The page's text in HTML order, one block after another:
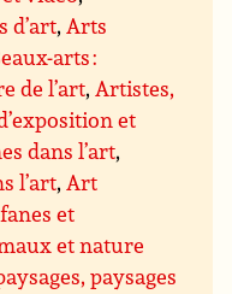
d’art,Arts
arts :
de l’art,Artistes,
et
dans l’art,
l’art,Art
et
et nature
paysages